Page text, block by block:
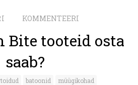
KOMMENTEERI
Bite tooteid osta
saab?
batoonid müügikohad